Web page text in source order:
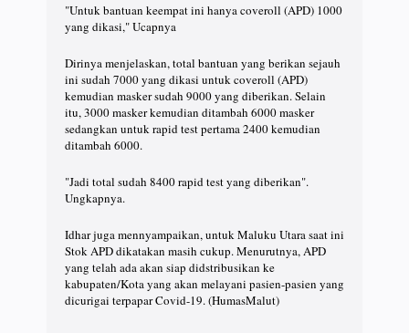
"Untuk bantuan keempat ini hanya coveroll (APD) 1000
yang dikasi," Ucapnya
Dirinya menjelaskan, total bantuan yang berikan sejauh
ini sudah 7000 yang dikasi untuk coveroll (APD)
kemudian masker sudah 9000 yang diberikan. Selain
itu, 3000 masker kemudian ditambah 6000 masker
sedangkan untuk rapid test pertama 2400 kemudian
ditambah 6000.
"Jadi total sudah 8400 rapid test yang diberikan".
Ungkapnya.
Idhar juga mennyampaikan, untuk Maluku Utara saat ini
Stok APD dikatakan masih cukup. Menurutnya, APD
yang telah ada akan siap didstribusikan ke
kabupaten/Kota yang akan melayani pasien-pasien yang
dicurigai terpapar Covid-19. (HumasMalut)